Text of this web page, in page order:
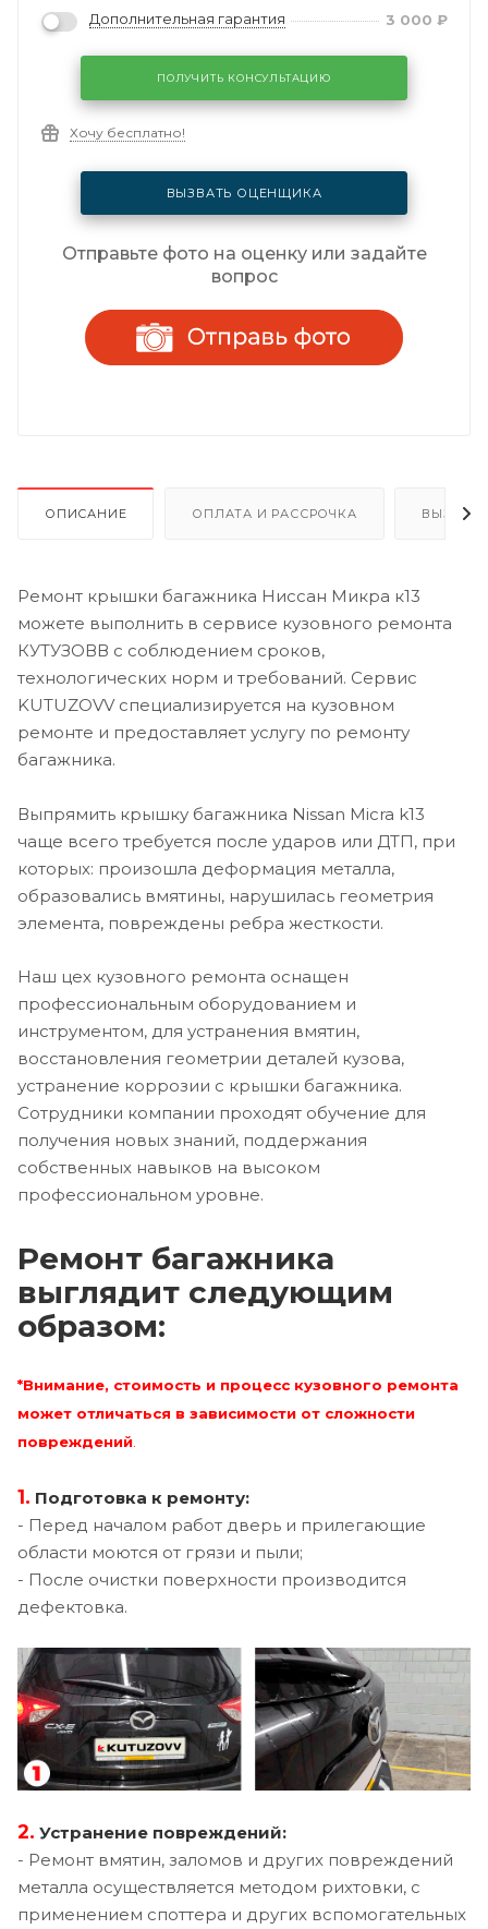
Дополнительная гарантия 3 000 ₽
ПОЛУЧИТЬ КОНСУЛЬТАЦИЮ
Хочу бесплатно!
ВЫЗВАТЬ ОЦЕНЩИКА
Отправьте фото на оценку или задайте
вопрос
ОПИСАНИЕ ОПЛАТА И РАССРОЧКА ВЫЗОВ
Ремонт крышки багажника Ниссан Микра к13
можете выполнить в сервисе кузовного ремонта
КУТУЗОВВ с соблюдением сроков,
технологических норм и требований. Сервис
KUTUZOVV специализируется на кузовном
ремонте и предоставляет услугу по ремонту
багажника.
Выпрямить крышку багажника Nissan Micra k13
чаще всего требуется после ударов или ДТП, при
которых: произошла деформация металла,
образовались вмятины, нарушилась геометрия
элемента, повреждены ребра жесткости.
Наш цех кузовного ремонта оснащен
профессиональным оборудованием и
инструментом, для устранения вмятин,
восстановления геометрии деталей кузова,
устранение коррозии с крышки багажника.
Сотрудники компании проходят обучение для
получения новых знаний, поддержания
собственных навыков на высоком
профессиональном уровне.
Ремонт багажника
выглядит следующим
образом:
*Внимание, стоимость и процесс кузовного ремонта
может отличаться в зависимости от сложности
повреждений.
1. Подготовка к ремонту:
- Перед началом работ дверь и прилегающие
области моются от грязи и пыли;
- После очистки поверхности производится
дефектовка.
2. Устранение повреждений:
- Ремонт вмятин, заломов и других повреждений
металла осуществляется методом рихтовки, с
применением споттера и других вспомогательных